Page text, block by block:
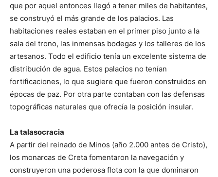
que por aquel entonces llegó a tener miles de habitantes,
se construyó el más grande de los palacios. Las
habitaciones reales estaban en el primer piso junto a la
sala del trono, las inmensas bodegas y los talleres de los
artesanos. Todo el edificio tenía un excelente sistema de
distribución de agua. Estos palacios no tenían
fortificaciones, lo que sugiere que fueron construidos en
épocas de paz. Por otra parte contaban con las defensas
topográficas naturales que ofrecía la posición insular.
La talasocracia
A partir del reinado de Minos (año 2.000 antes de Cristo),
los monarcas de Creta fomentaron la navegación y
construyeron una poderosa flota con la que dominaron